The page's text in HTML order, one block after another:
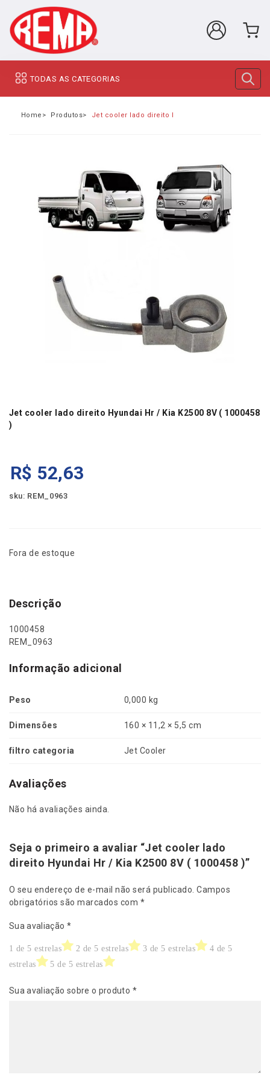
TODAS AS CATEGORIAS
Home Produtos Jet cooler lado direito Hyundai Hr / Kia K2500 8V (
Jet cooler lado direito Hyundai Hr / Kia K2500 8V ( 1000458
)
R$ 52,63
sku: REM_0963
Fora de estoque
Descrição
1000458
REM_0963
Informação adicional
Peso 0,000 kg
Dimensões 160 × 11,2 × 5,5 cm
filtro categoria Jet Cooler
Avaliações
Não há avaliações ainda.
Seja o primeiro a avaliar “Jet cooler lado
direito Hyundai Hr / Kia K2500 8V ( 1000458 )”
O seu endereço de e-mail não será publicado. Campos
obrigatórios são marcados com *
Sua avaliação *
1 de 5 estrelas 2 de 5 estrelas 3 de 5 estrelas
4 de 5
estrelas
5 de 5 estrelas
Sua avaliação sobre o produto *